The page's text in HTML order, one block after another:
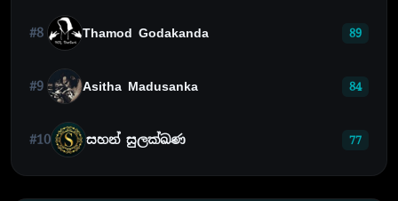
#8 Thamod Godakanda 89
#9 Asitha Madusanka 84
#10 සහන් සුලක්ඛණ 77